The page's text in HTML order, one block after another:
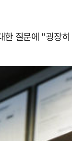
한 질문에 "굉장